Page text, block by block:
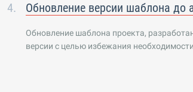
Обновление версии шаблона до
Обновление шаблона проекта,
версии с целью избежания